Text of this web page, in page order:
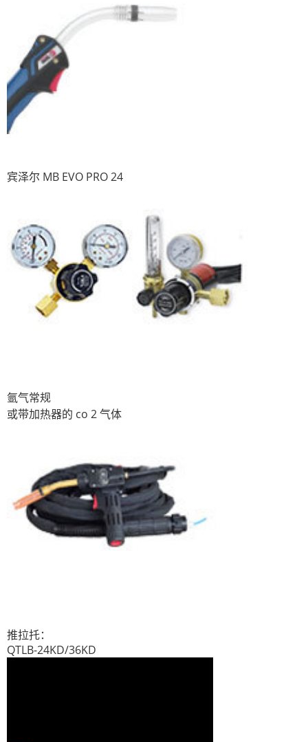
宾泽尔 MB EVO PRO 24
氩气常规
或带加热器的 co 2 气体
推拉托：
QTLB-24KD/36KD